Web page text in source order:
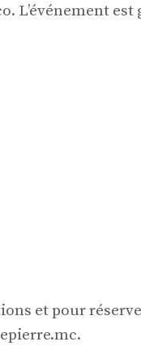
L’événement
et pour